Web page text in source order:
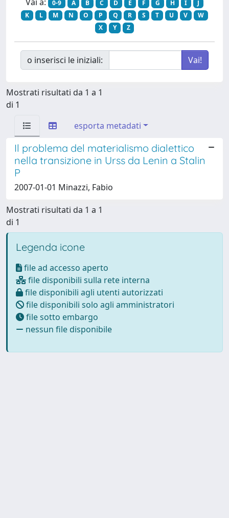
0-9 A B C D E F G H I
J
K
L M N O P Q R S T U V
W
X
Y Z
o inserisci le iniziali:
Mostrati risultati da 1 a 1
di 1
esporta metadati
Il problema del materialismo dialettico
nella transizione in Urss da Lenin a Stalin
P
2007-01-01 Minazzi, Fabio
Mostrati risultati da 1 a 1
di 1
Legenda icone
file ad accesso aperto
file disponibili sulla rete interna
file disponibili agli utenti autorizzati
file disponibili solo agli amministratori
file sotto embargo
nessun file disponibile